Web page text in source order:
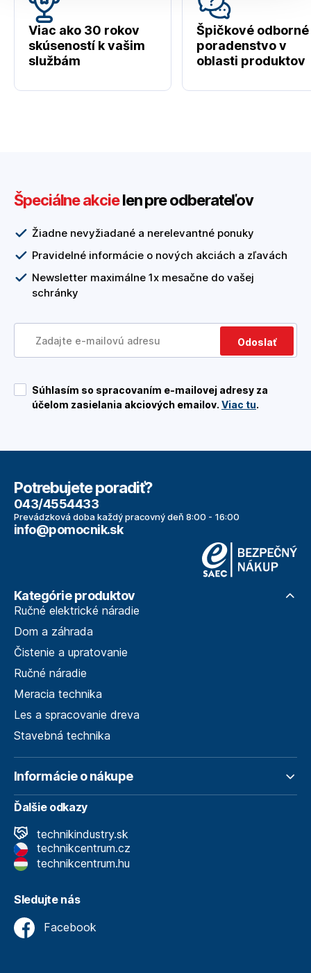
Viac ako 30 rokov
skúseností k vašim
službám
Špičkové odborné
poradenstvo v
oblasti produktov
Špeciálne akcielen pre odberateľov
Žiadne nevyžiadané a nerelevantné ponuky
Pravidelné informácie o nových akciách a zľavách
Newsletter maximálne 1x mesačne do vašej
schránky
Odoslať
Súhlasím so spracovaním e-mailovej adresy za
účelom zasielania akciových emailov. Viac tu.
Potrebujete poradiť?
043/4554433
Prevádzková doba každý pracovný deň 8:00 - 16:00
info@pomocnik.sk
Kategórie produktov
Ručné elektrické náradie
Dom a záhrada
Čistenie a upratovanie
Ručné náradie
Meracia technika
Les a spracovanie dreva
Stavebná technika
Informácie o nákupe
Ďalšie odkazy
technikindustry.sk
technikcentrum.cz
technikcentrum.hu
Sledujte nás
Facebook